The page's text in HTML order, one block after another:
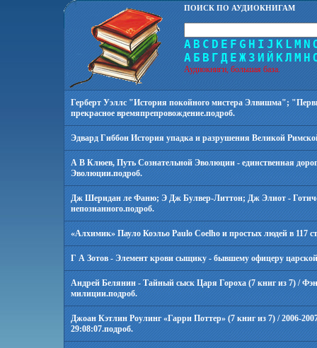
ПОИСК ПО АУДИОКНИГАМ
A B C D E F G H I J K L M N
А Б В Г Д Е Ж З И Й КЛ М Н
Аудиокниги, большая база.
Герберт Уэллс "История покойного мистера Элвишма";
прекрасное времяпрепровождение.подроб.
Эдвард Гиббон История упадка и разрушения Великой
А В Клюев, Путь Сознательной Эволюции - единственная
Эволюции.подроб.
Дж Шеридан ле Фаню; Э Дж Булвер-Литтон; Дж Элиот -
непознанного.подроб.
«Алхимик» Пауло Коэльо Paulo Coelho и простых людей в 117
Г А Зотов - Элемент крови сыщику - бывшему офицеру
Андрей Белянин - Тайный сыск Царя Гороха (7 книг из 7) /
милиции.подроб.
Джоан Кэтлин Роулинг «Гарри Поттер» (7 книг из 7) / 2006-
29:08:07.подроб.